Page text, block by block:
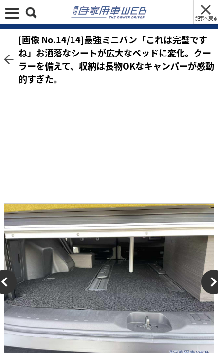
記事へ戻る
[画像 No.14/14]最強ミニバン「これは完璧です
ね」お洒落なシートが広大なベッドに変化。クー
ラーを備えて、収納は長物OKなキャンパーが感動
的すぎた。